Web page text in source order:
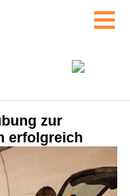
zur
erfolgreich